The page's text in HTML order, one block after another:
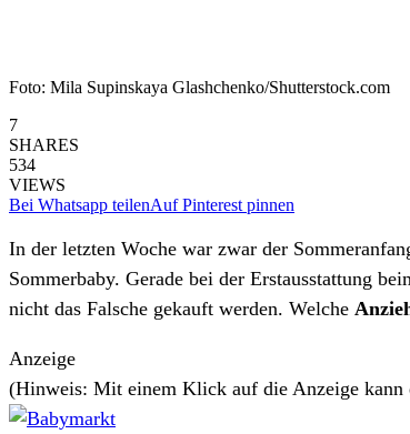
Foto: Mila Supinskaya Glashchenko/Shutterstock.com
7
SHARES
534
VIEWS
Bei Whatsapp teilenAuf Pinterest pinnen
In der letzten Woche war zwar der
Sommerbaby. Gerade bei der Erstausstattung
nicht das Falsche gekauft werden. Welche
Anzeige
(Hinweis: Mit einem Klick auf die Anzeige